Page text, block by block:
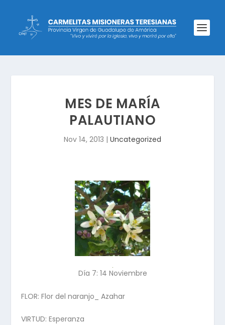
MES DE MARÍA
PALAUTIANO
Nov 14, 2013 | Uncategorized
Día 7: 14 Noviembre
FLOR: Flor del naranjo_ Azahar
VIRTUD: Esperanza